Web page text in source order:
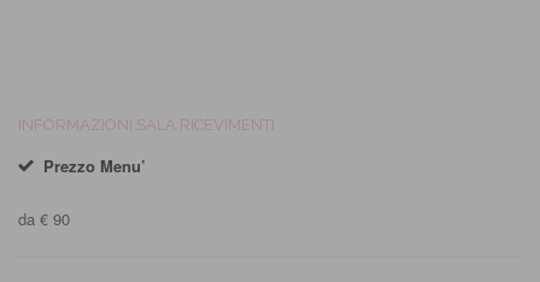
INFORMAZIONI SALA RICEVIMENTI
Prezzo Menu’
da € 90